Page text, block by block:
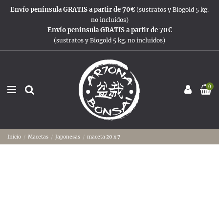
Envío península GRATIS a partir de 70€ (sustratos y Biogold 5 kg.
no incluidos)
Envío península GRATIS a partir de 70€
(sustratos y Biogold 5 kg. no incluidos)
0
Inicio Macetas Japonesas maceta 20 x 7